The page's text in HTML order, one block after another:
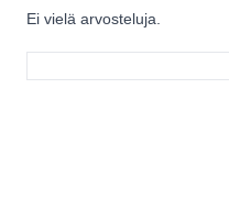
Ei vielä arvosteluja.